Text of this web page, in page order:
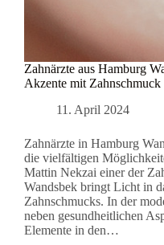
Zahnärzte aus Hamburg
Akzente mit Zahnschmuck
11. April 2024
Zahnärzte in Hamburg
die vielfältigen
Mattin Nekzai einer der
Wandsbek bringt Licht in
Zahnschmucks. In der
neben gesundheitlichen
Elemente in den…